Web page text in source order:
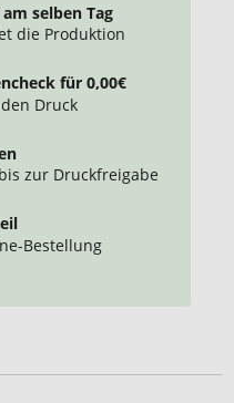
selben Tag
die Produktion
für 0,00€
Druck
zur Druckfreigabe
Bestellung